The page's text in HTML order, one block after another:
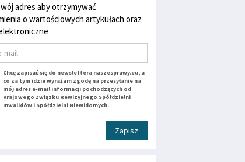
adres aby otrzymywać
o wartościowych artykułach oraz
Chcę zapisać się do newslettera naszesprawy.eu, a
co za tym idzie wyrażam zgodę na przesyłanie na
mój adres e-mail informacji pochodzących od
Krajowego Związku Rewizyjnego Spółdzielni
Inwalidów i Spółdzielni Niewidomych.
Zapisz